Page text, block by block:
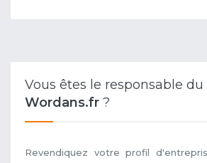
Vous êtes le responsable du
Wordans.fr ?
Revendiquez votre profil